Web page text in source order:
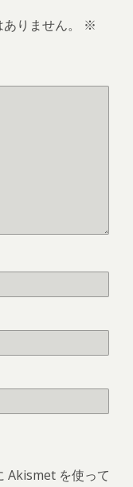
りません。
※
Akismet を使って